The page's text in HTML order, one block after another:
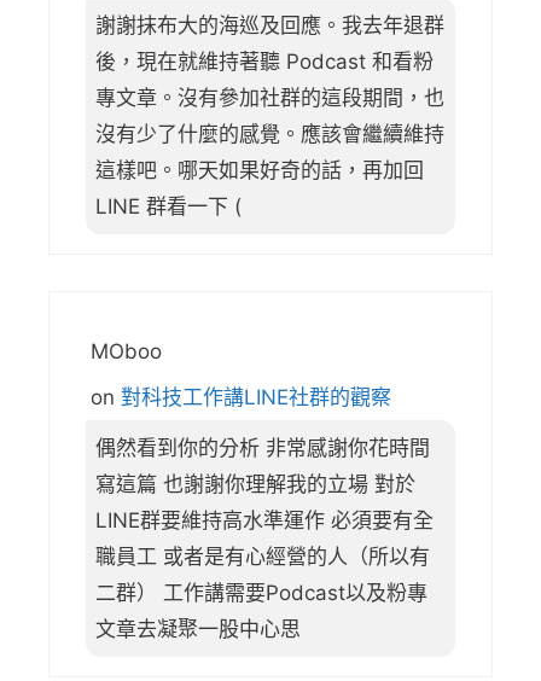
謝謝抹布大的海巡及回應。我去年退群
後，現在就維持著聽 Podcast 和看粉
專文章。沒有參加社群的這段期間，也
沒有少了什麼的感覺。應該會繼續維持
這樣吧。哪天如果好奇的話，再加回
LINE 群看一下 (
MOboo
on 對科技工作講LINE社群的觀察
偶然看到你的分析 非常感謝你花時間
寫這篇 也謝謝你理解我的立場 對於
LINE群要維持高水準運作 必須要有全
職員工 或者是有心經營的人（所以有
二群） 工作講需要Podcast以及粉專
文章去凝聚一股中心思